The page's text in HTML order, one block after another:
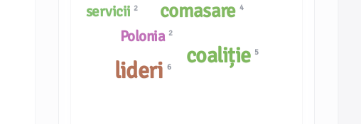
lideri6
Polonia 2
servicii 2
coaliție 5
comasare 4